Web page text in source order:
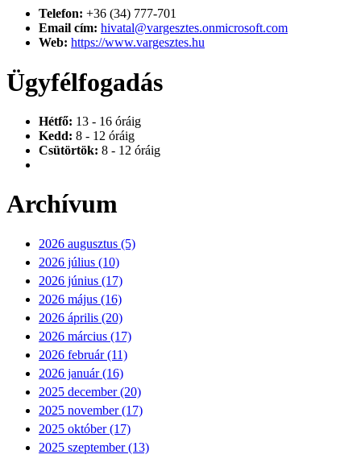
Telefon: +36 (34) 777-701
Email cím: hivatal@vargesztes.onmicrosoft.com
Web: https://www.vargesztes.hu
Ügyfélfogadás
Hétfő: 13 - 16 óráig
Kedd: 8 - 12 óráig
Csütörtök: 8 - 12 óráig
Archívum
2026 augusztus (5)
2026 július (10)
2026 június (17)
2026 május (16)
2026 április (20)
2026 március (17)
2026 február (11)
2026 január (16)
2025 december (20)
2025 november (17)
2025 október (17)
2025 szeptember (13)